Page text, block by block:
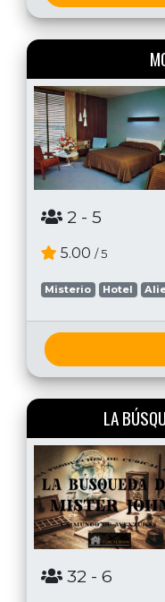
2 - 5
5.00 / 5
Misterio Hotel
LA
32 - 6